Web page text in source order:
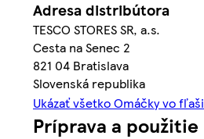
Adresa distribútora
TESCO STORES SR, a.s.
Cesta na Senec 2
821 04 Bratislava
Slovenská republika
Ukázať všetko Omáčky vo fľaši
Príprava a použitie